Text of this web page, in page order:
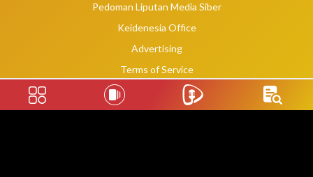
Pedoman Liputan Media Siber
Keidenesia Office
Advertising
Terms of Service
Privacy Policy
Social Links